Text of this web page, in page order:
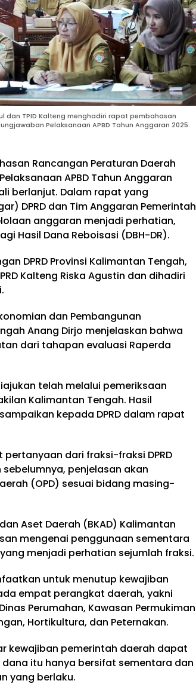
dan TPID Kalteng menghadiri rapat pembahasan
Pelaksanaan APBD Tahun Anggaran 2025.
Rancangan Peraturan Daerah
APBD Tahun Anggaran
berlanjut. Dalam rapat yang
DPRD dan Tim Anggaran Pemerintah
anggaran menjadi perhatian,
Hasil Dana Reboisasi (DBH-DR).
DPRD Provinsi Kalimantan Tengah,
Kalteng Riska Agustin dan dihadiri
dan Pembangunan
Anang Dirjo menjelaskan bahwa
dari tahapan evaluasi Raperda
telah melalui pemeriksaan
Kalimantan Tengah. Hasil
kepada DPRD dalam rapat
dari fraksi-fraksi DPRD
penjelasan akan
(OPD) sesuai bidang masing-
Aset Daerah (BKAD) Kalimantan
mengenai penggunaan sementara
menjadi perhatian sejumlah fraksi.
untuk menutup kewajiban
empat perangkat daerah, yakni
Perumahan, Kawasan Permukiman
Hortikultura, dan Peternakan.
kewajiban pemerintah daerah dapat
itu hanya bersifat sementara dan
yang berlaku.